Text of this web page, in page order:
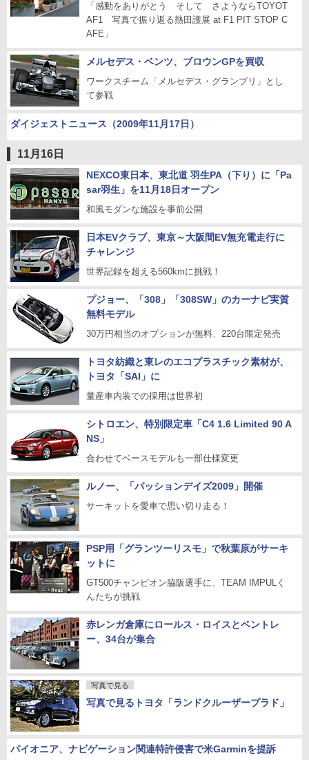
「感動をありがとう そして さようならTOYOT
AF1 写真で振り返る熱田護展 at F1 PIT STOP C
AFE」
メルセデス・ベンツ、ブロウンGPを買収
ワークスチーム「メルセデス・グランプリ」とし
て参戦
ダイジェストニュース（2009年11月17日）
11月16日
NEXCO東日本、東北道 羽生PA（下り）に「Pa
sar羽生」を11月18日オープン
和風モダンな施設を事前公開
日本EVクラブ、東京～大阪間EV無充電走行に
チャレンジ
世界記録を超える560kmに挑戦！
プジョー、「308」「308SW」のカーナビ実質
無料モデル
30万円相当のオプションが無料、220台限定発売
トヨタ紡織と東レのエコプラスチック素材が、
トヨタ「SAI」に
量産車内装での採用は世界初
シトロエン、特別限定車「C4 1.6 Limited 90 A
NS」
合わせてベースモデルも一部仕様変更
ルノー、「パッションデイズ2009」開催
サーキットを愛車で思い切り走る！
PSP用「グランツーリスモ」で秋葉原がサーキ
ットに
GT500チャンピオン脇阪選手に、TEAM IMPULく
んたちが挑戦
赤レンガ倉庫にロールス・ロイスとベントレ
ー、34台が集合
写真で見る
写真で見るトヨタ「ランドクルーザープラド」
パイオニア、ナビゲーション関連特許侵害で米Garminを提訴